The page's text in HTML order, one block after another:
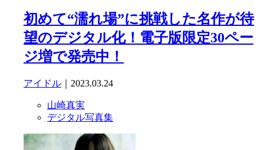
初めて“濡れ場”に挑戦した名作が待
望のデジタル化！電子版限定30ペー
ジ増で発売中！
アイドル ｜2023.03.24
山崎真実
デジタル写真集